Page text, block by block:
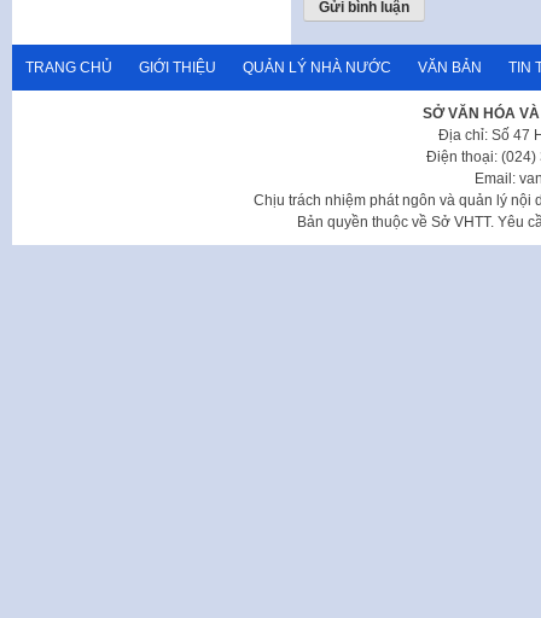
TRANG CHỦ GIỚI THIỆU QUẢN LÝ NHÀ NƯỚC VĂN BẢN TIN
SỞ VĂN HÓA
Địa chỉ: Số 47
Điện thoại: (024)
Email:
Chịu trách nhiệm phát ngôn và quản lý nội
Bản quyền thuộc về Sở VHTT. Yêu